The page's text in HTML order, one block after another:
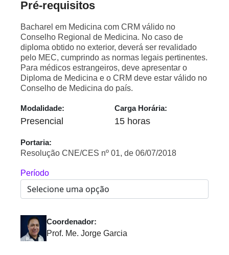
Pré-requisitos
Bacharel em Medicina com CRM válido no
Conselho Regional de Medicina. No caso de
diploma obtido no exterior, deverá ser revalidado
pelo MEC, cumprindo as normas legais pertinentes.
Para médicos estrangeiros, deve apresentar o
Diploma de Medicina e o CRM deve estar válido no
Conselho de Medicina do país.
Modalidade:
Presencial
Carga Horária:
15 horas
Portaria:
Resolução CNE/CES nº 01, de 06/07/2018
Período
Coordenador:
Prof. Me. Jorge Garcia